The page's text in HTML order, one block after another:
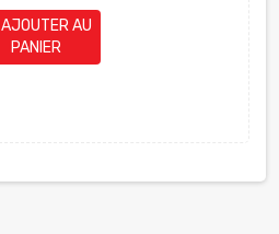
AJOUTER AU
PANIER